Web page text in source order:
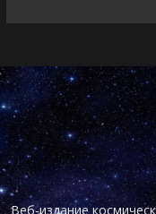
Веб-издание